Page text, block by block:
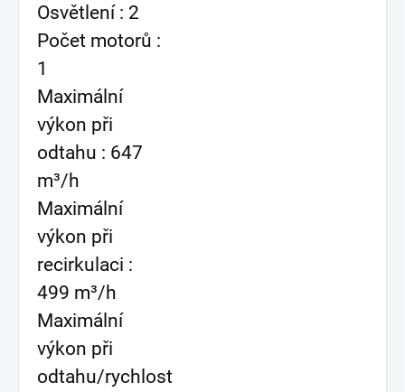
Osvětlení : 2
Počet motorů :
1
Maximální
výkon při
odtahu : 647
m³/h
Maximální
výkon při
recirkulaci :
499 m³/h
Maximální
výkon při
odtahu/rychlost